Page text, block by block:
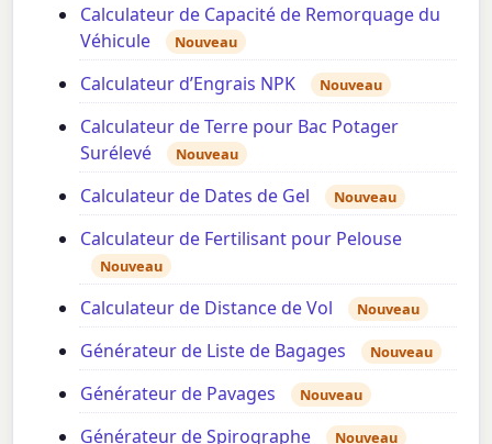
Calculateur de Capacité de Remorquage du
Véhicule
Nouveau
Calculateur d’Engrais NPK Nouveau
Calculateur de Terre pour Bac Potager
Surélevé
Nouveau
Calculateur de Dates de Gel Nouveau
Calculateur de Fertilisant pour Pelouse
Nouveau
Calculateur de Distance de Vol Nouveau
Générateur de Liste de Bagages Nouveau
Générateur de Pavages Nouveau
Générateur de Spirographe Nouveau